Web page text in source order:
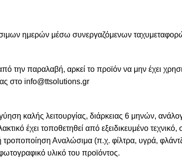
ημερών μέσω συνεργαζόμενων
την παραλαβή, αρκεί το προϊόν να μην έχει
στο info@ttsolutions.gr
καλής λειτουργίας, διάρκειας 6 μηνών,
έχει τοποθετηθεί από εξειδικευμένο
Αναλώσιμα (π.χ. φίλτρα, υγρά,
υλικό του προϊόντος.